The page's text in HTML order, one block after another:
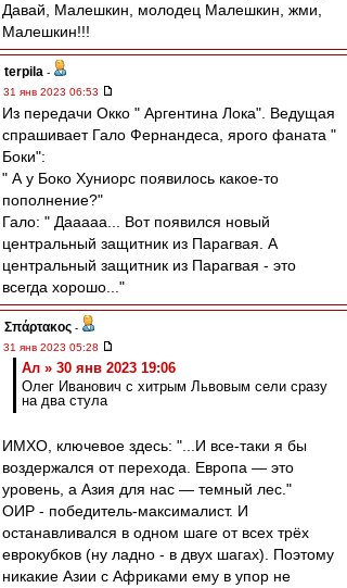
Давай, Малешкин, молодец Малешкин, жми,
Малешкин!!!
terpila -
31 янв 2023 06:53
Из передачи Окко " Аргентина Лока". Ведущая
спрашивает Гало Фернандеса, ярого фаната "
Боки":
" А у Боко Хуниорс появилось какое-то
пополнение?"
Гало: " Дааааа... Вот появился новый
центральный защитник из Парагвая. А
центральный защитник из Парагвая - это
всегда хорошо..."
Σπάρτακος -
31 янв 2023 05:28
Ал » 30 янв 2023 19:06
Олег Иванович с хитрым Львовым сели сразу
на два стула
ИМХО, ключевое здесь: "...И все-таки я бы
воздержался от перехода. Европа — это
уровень, а Азия для нас — темный лес."
ОИР - победитель-максималист. И
останавливался в одном шаге от всех трёх
еврокубков (ну ладно - в двух шагах). Поэтому
никакие Азии с Африками ему в упор не